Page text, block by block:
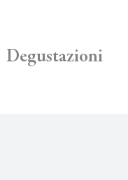
Degustazioni